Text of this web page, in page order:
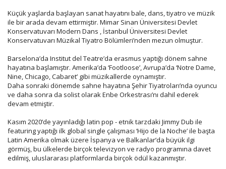
Küçük yaşlarda başlayan sanat hayatını bale, dans, tiyatro ve müzik
ile bir arada devam ettirmiştir. Mimar Sinan Üniversitesi Devlet
Konservatuvarı Modern Dans , İstanbul Üniversitesi Devlet
Konservatuvarı Müzikal Tiyatro Bölümleri’nden mezun olmuştur.
Barselona’da Institut del Teatre’da erasmus yaptığı dönem sahne
hayatına başlamıştır. Amerika’da ‘Footloose’, Avrupa’da ‘Notre Dame,
Nine, Chicago, Cabaret’ gibi müzikallerde oynamıştır.
Daha sonraki dönemde sahne hayatına Şehir Tiyatroları’nda oyuncu
ve daha sonra da solist olarak Enbe Orkestrası’nı dahil ederek
devam etmiştir.
Kasım 2020’de yayınladığı latin pop - etnik tarzdaki Jimmy Dub ile
featuring yaptığı ilk global single çalışması ‘Hijo de la Noche’ ile başta
Latin Amerika olmak üzere İspanya ve Balkanlar’da büyük ilgi
görmüş, bu ülkelerde birçok televizyon ve radyo programına davet
edilmiş, uluslararası platformlarda birçok ödül kazanmıştır.